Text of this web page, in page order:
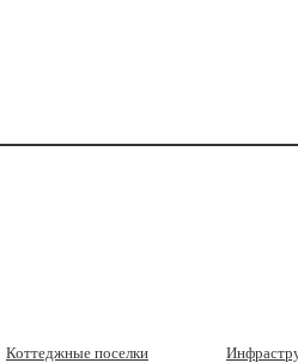
Коттеджные поселки